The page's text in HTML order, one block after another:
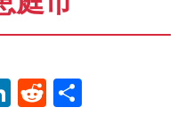
LinkedIn
Reddit